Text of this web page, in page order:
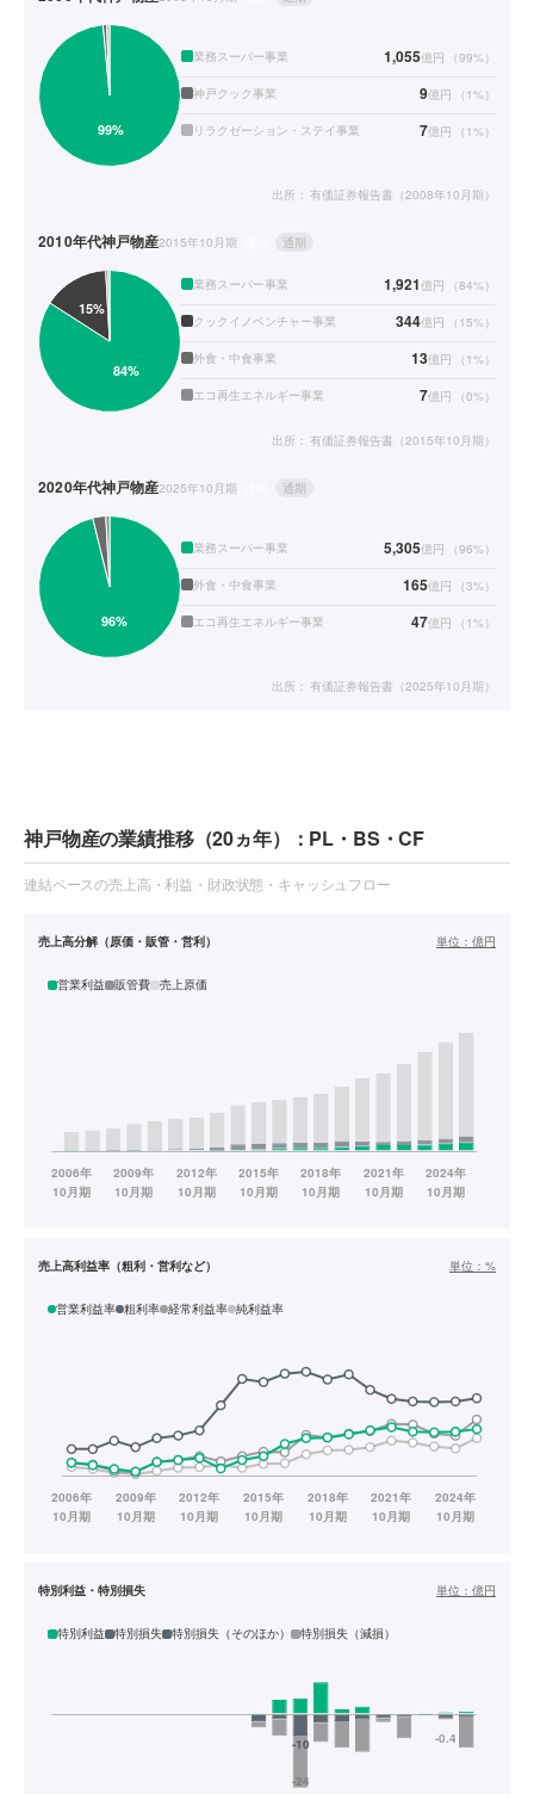
業務スーパー事業 1,055億円 （99%）
神戸クック事業 9億円 （ 1%）
リラクゼーション・ステイ事業 7億円 （ 1%）
出所： 有価証券報告書（2008年10月期）
2010年代神戸物産2015年10月期 通期
業務スーパー事業 1,921億円 （84%）
クックイノベンチャー事業 344億円 （ 15%）
外食・中食事業 13億円 （ 1%）
エコ再生エネルギー事業 7億円 （0%）
出所： 有価証券報告書（2015年10月期）
2020年代神戸物産2025年10月期 通期
業務スーパー事業 5,305億円 （96%）
外食・中食事業 165億円 （3%）
エコ再生エネルギー事業 47億円 （ 1%）
出所： 有価証券報告書（2025年10月期）
神戸物産の業績推移（20ヵ年）：PL・BS・CF
連結ベースの売上高・利益・財政状態・キャッシュフロー
売上高分解（原価・販管・営利） 単位： 億円
営業利益 販管費 売上原価
売上高利益率（粗利・営利など） 単位： %
営業利益率 粗利率 経常利益率 純利益率
特別利益・特別損失 単位： 億円
特別利益 特別損失 特別損失（そのほか） 特別損失（減損）